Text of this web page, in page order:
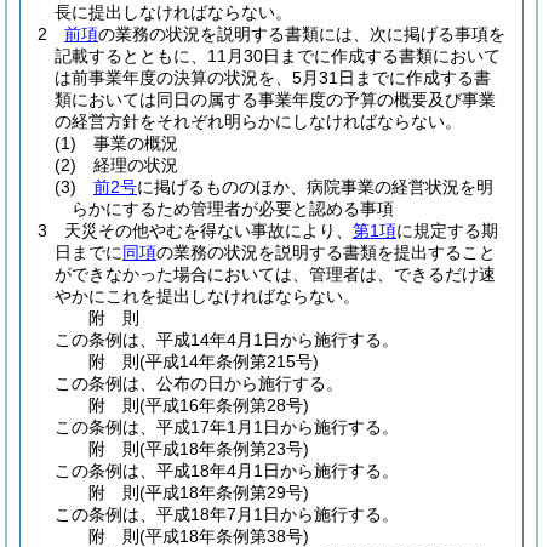
長に提出しなければならない。
2
前項の業務の状況を説明する書類には、次に掲げる事項を
記載するとともに、11月30日までに作成する書類において
は前事業年度の決算の状況を、5月31日までに作成する書
類においては同日の属する事業年度の予算の概要及び事業
の経営方針をそれぞれ明らかにしなければならない。
(1)
事業の概況
(2)
経理の状況
(3)
前2号に掲げるもののほか、病院事業の経営状況を明
らかにするため管理者が必要と認める事項
3
天災その他やむを得ない事故により、 第1項に規定する期
日までに同項の業務の状況を説明する書類を提出すること
ができなかった場合においては、管理者は、できるだけ速
やかにこれを提出しなければならない。
附 則
この条例は、平成14年4月1日から施行する。
附 則(平成14年条例第215号)
この条例は、公布の日から施行する。
附 則(平成16年条例第28号)
この条例は、平成17年1月1日から施行する。
附 則(平成18年条例第23号)
この条例は、平成18年4月1日から施行する。
附 則(平成18年条例第29号)
この条例は、平成18年7月1日から施行する。
附 則(平成18年条例第38号)